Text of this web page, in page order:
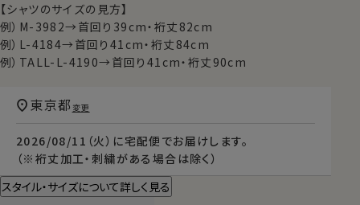
【シャツのサイズの見方】
例）M-3982→首回り39cm・裄丈82cm
例）L-4184→首回り41cm・裄丈84cm
例）TALL-L-4190→首回り41cm・裄丈90cm
2026/08/11（火） に宅配便 でお届けします。
（※裄丈加工・刺繍がある場合は除く）
東京都 変更
スタイル・サイズについて詳しく見る